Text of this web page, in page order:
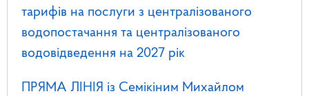
тарифів на послуги з централізованого
водопостачання та централізованого
водовідведення на 2027 рік
ПРЯМА ЛІНІЯ із Семікіним Михайлом